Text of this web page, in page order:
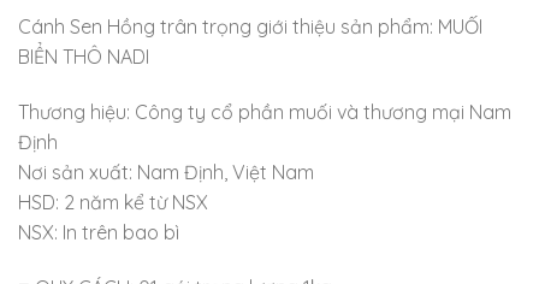
Cánh Sen Hồng trân trọng giới thiệu sản phẩm: MUỐI
BIỂN THÔ NADI
Thương hiệu: Công ty cổ phần muối và thương mại Nam
Định
Nơi sản xuất: Nam Định, Việt Nam
HSD: 2 năm kể từ NSX
NSX: In trên bao bì